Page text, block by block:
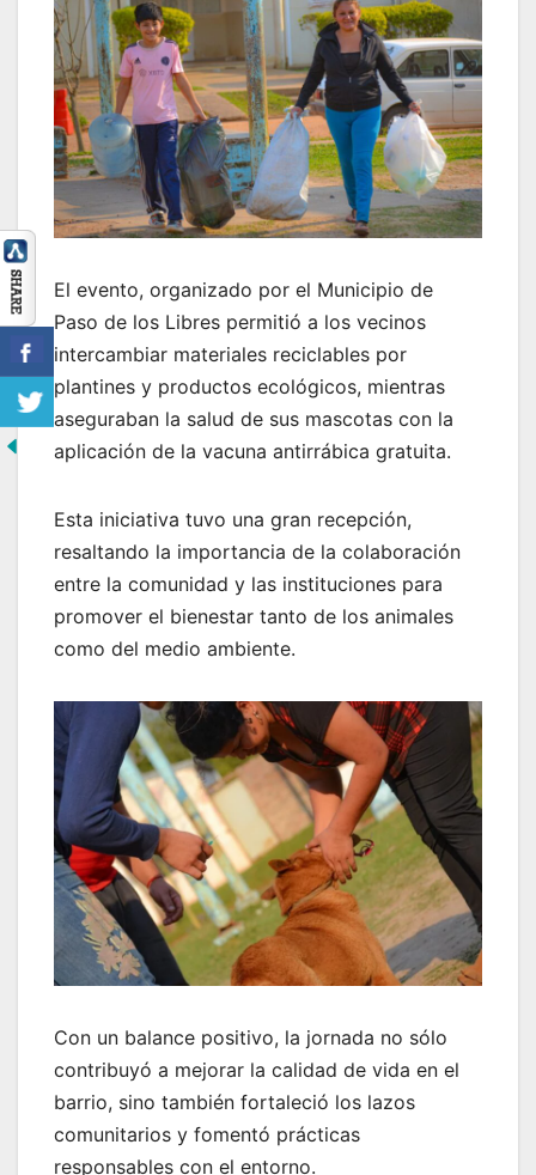
El evento, organizado por el Municipio de
Paso de los Libres permitió a los vecinos
intercambiar materiales reciclables por
plantines y productos ecológicos, mientras
aseguraban la salud de sus mascotas con la
aplicación de la vacuna antirrábica gratuita.
Esta iniciativa tuvo una gran recepción,
resaltando la importancia de la colaboración
entre la comunidad y las instituciones para
promover el bienestar tanto de los animales
como del medio ambiente.
Con un balance positivo, la jornada no sólo
contribuyó a mejorar la calidad de vida en el
barrio, sino también fortaleció los lazos
comunitarios y fomentó prácticas
responsables con el entorno.